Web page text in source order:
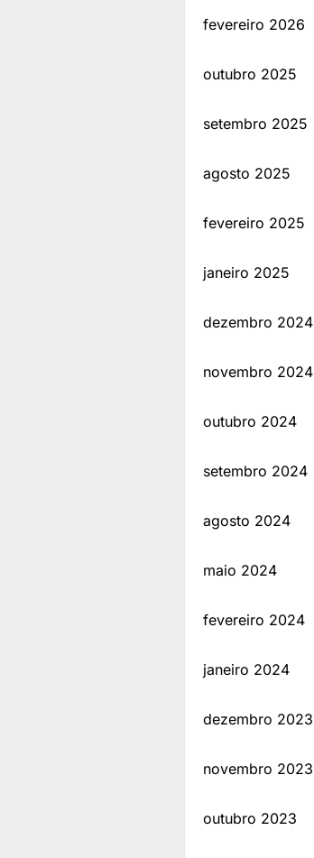
fevereiro 2026
outubro 2025
setembro 2025
agosto 2025
fevereiro 2025
janeiro 2025
dezembro 2024
novembro 2024
outubro 2024
setembro 2024
agosto 2024
maio 2024
fevereiro 2024
janeiro 2024
dezembro 2023
novembro 2023
outubro 2023